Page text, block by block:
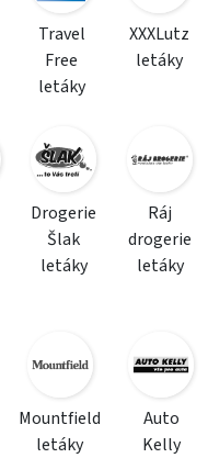
Travel
Free
letáky
XXXLutz
letáky
Drogerie
Šlak
letáky
Ráj
drogerie
letáky
Mountfield
letáky
Auto
Kelly